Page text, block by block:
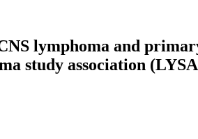
lymphoma and
study association